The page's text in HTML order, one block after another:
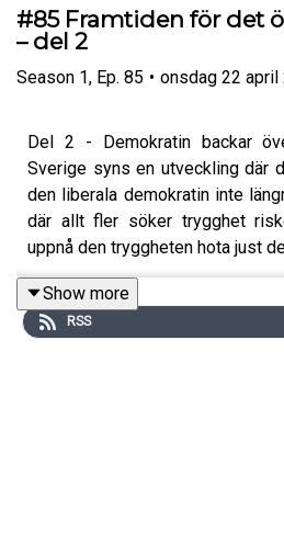
#85 Framtiden för det
– del 2
Season 1, Ep. 85 • onsdag 22 april
Del 2 - Demokratin backar
Sverige syns en utveckling där
den liberala demokratin inte
där allt fler söker trygghet
uppnå den tryggheten hota just
Det öppna samhällets framtid
rapport för kunskapsnätverket
här och ett följande avsnitt
Show more
RSS